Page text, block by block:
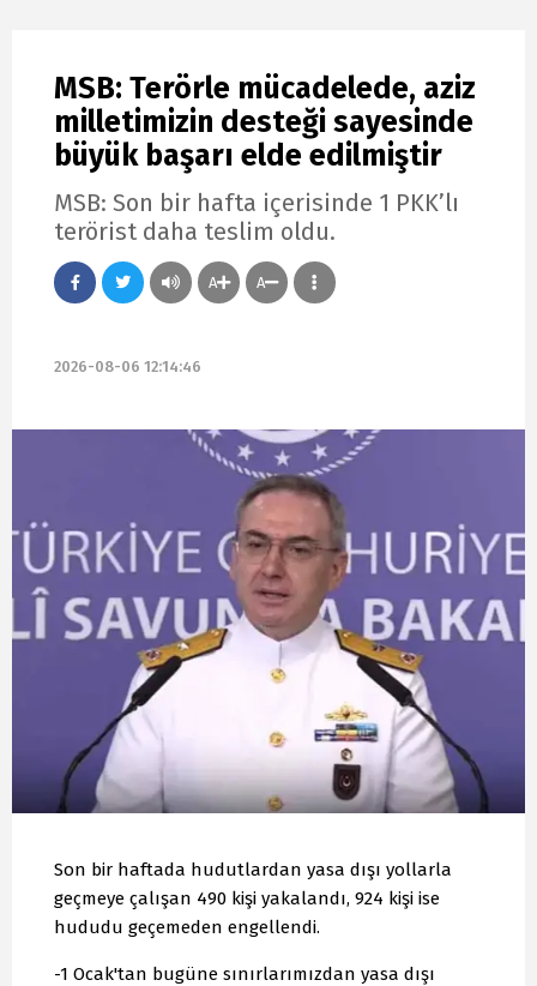
MSB: Terörle mücadelede, aziz
milletimizin desteği sayesinde
büyük başarı elde edilmiştir
MSB: Son bir hafta içerisinde 1 PKK’lı
terörist daha teslim oldu.
A A
2026-08-06 12:14:46
Son bir haftada hudutlardan yasa dışı yollarla
geçmeye çalışan 490 kişi yakalandı, 924 kişi ise
hududu geçemeden engellendi.
-1 Ocak'tan bugüne sınırlarımızdan yasa dışı